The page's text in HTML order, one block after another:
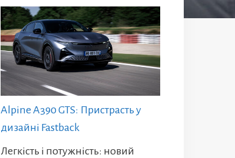
Alpine A390 GTS: Пристрасть у
дизайні Fastback
Легкість і потужність: новий